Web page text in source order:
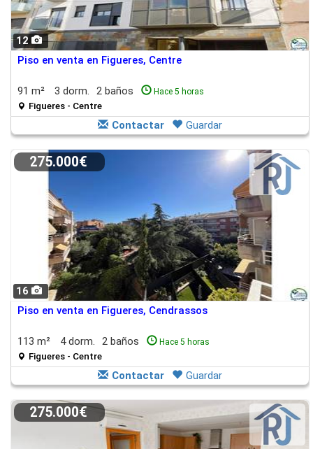
12
Piso en venta en Figueres, Centre
91 m² 3 dorm. 2 baños Hace 5 horas
Figueres - Centre
Contactar Guardar
16
275.000€
Piso en venta en Figueres, Cendrassos
113 m² 4 dorm. 2 baños Hace 5 horas
Figueres - Centre
Contactar Guardar
275.000€